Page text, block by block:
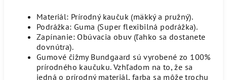
Materiál: Prírodný kaučuk (mäkký a pružný).
Podrážka: Guma (Super flexibilná podrážka).
Zapínanie: Obúvacia obuv (ľahko sa dostanete
dovnútra).
Gumové čižmy Bundgaard sú vyrobené zo 100%
prírodného kaučuku. Vzhľadom na to, že sa
jedná o prírodný materiál, farba sa môže trochu